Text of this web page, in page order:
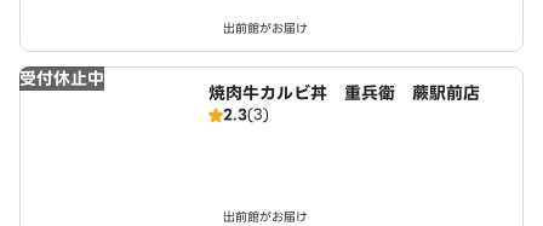
出前館がお届け
受付休止中
焼肉牛カルビ丼 重兵衛 蕨駅前店
2.3(3)
出前館がお届け